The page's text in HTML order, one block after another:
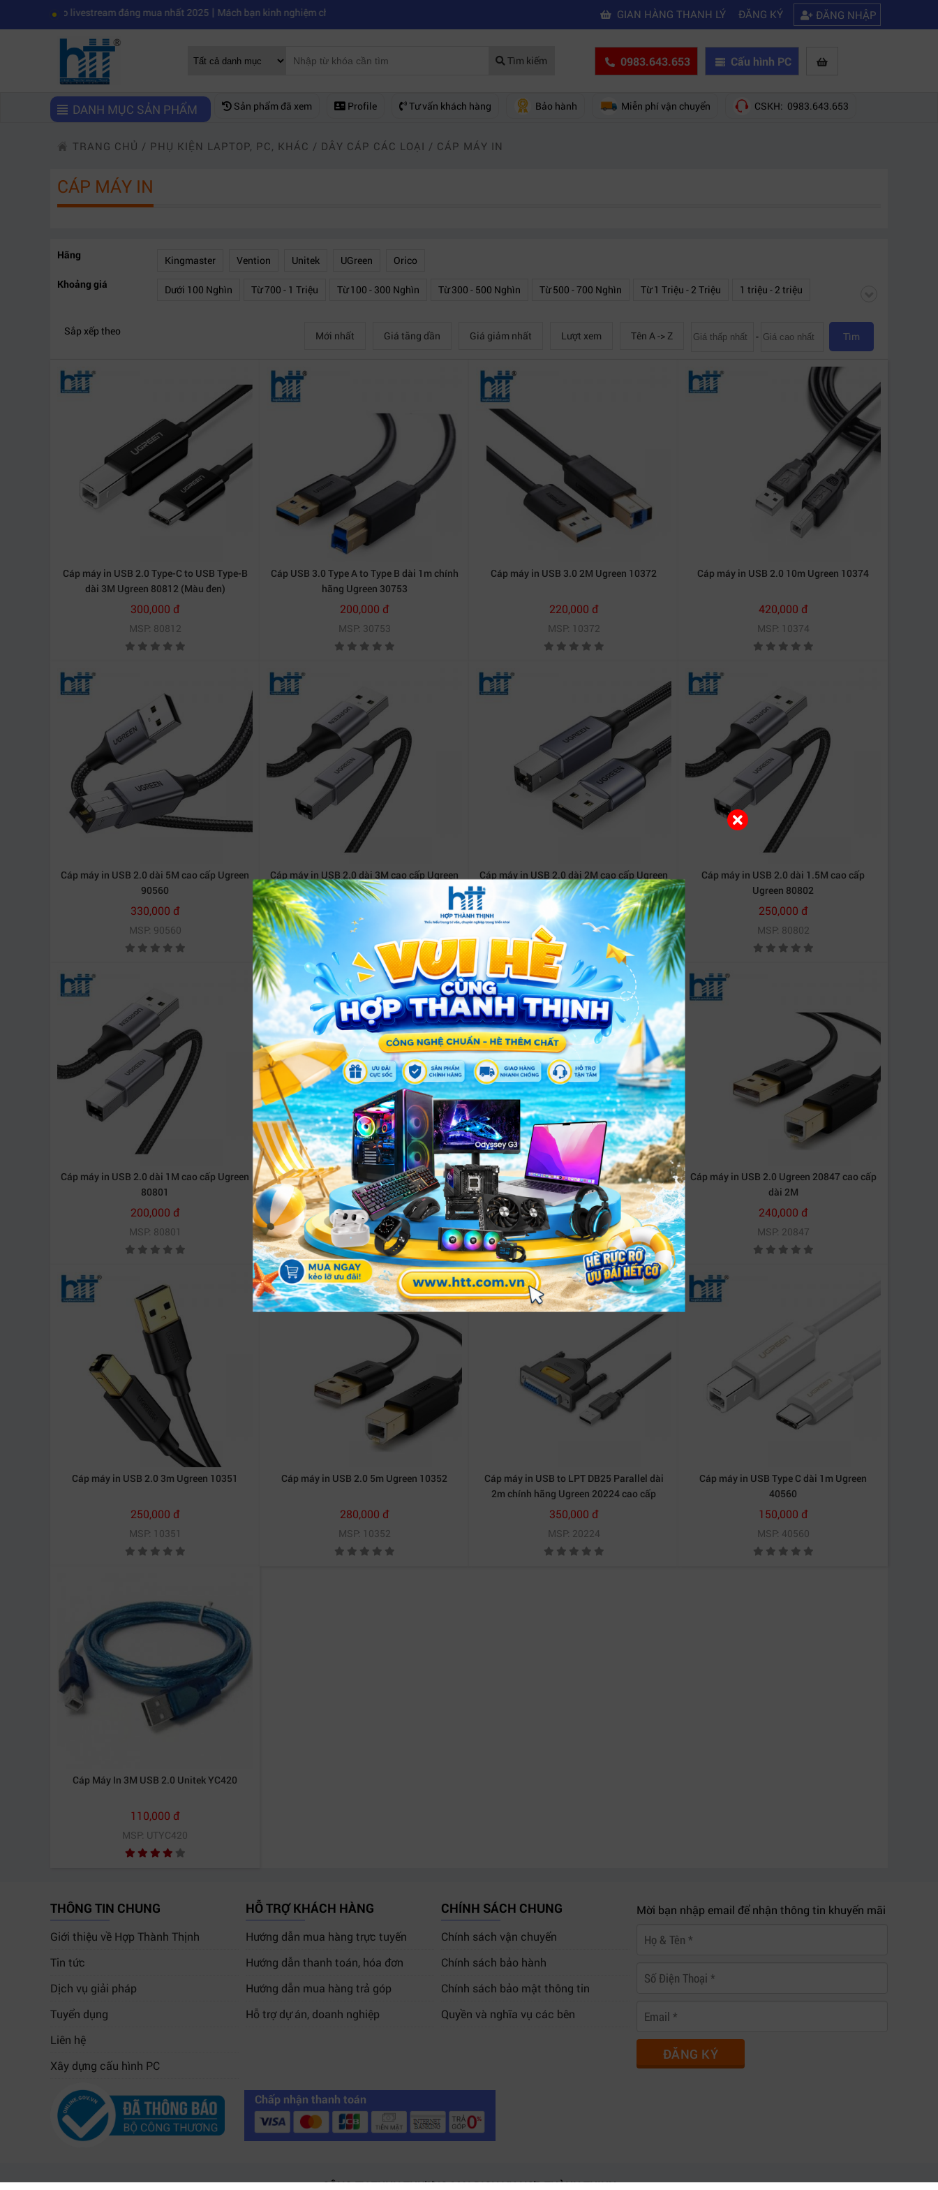
livestream đáng mua nhất 2025|Mách bạn kinh nghiệm chọn mua máy quay phim chuyên nghiệp Mua máy quay phim hd giá rẻ nên mua của hãng nào? |Mách bạn 5 cách khắc phục laptop không kết nối
GIAN HÀNG THANH LÝ ĐĂNG KÝ ĐĂNG NHẬP
Tìm kiếm 0983.643.653 Cấu hình PC
DANH MỤC SẢN PHẨM Sản phẩm đã xem Profile Tư vấn khách hàng Bảo hành Miễn phí vận chuyển CSKH: 0983.643.653
TRANG CHỦ / PHỤ KIỆN LAPTOP, PC, KHÁC / DÂY CÁP CÁC LOẠI / CÁP MÁY IN
CÁP MÁY IN
Hãng Kingmaster Vention Unitek UGreen
Orico
Khoảng giá
Dưới 100 Nghìn Từ 700 - 1 Triệu Từ 100 - 300 Nghìn Từ 300 - 500 Nghìn Từ 500 - 700 Nghìn Từ 1 Triệu - 2 Triệu
1 triệu - 2 triệu
Sắp xếp theo
Mới nhất Giá tăng dần Giá giảm nhất Lượt xem Tên A -> Z - Tìm
Cáp máy in USB 2.0 Type-C to USB Type-B
dài 3M Ugreen 80812 (Màu đen)
300,000 đ
MSP: 80812
Cáp USB 3.0 Type A to Type B dài 1m chính
hãng Ugreen 30753
200,000 đ
MSP: 30753
Cáp máy in USB 3.0 2M Ugreen 10372
220,000 đ
MSP: 10372
Cáp máy in USB 2.0 10m Ugreen 10374
420,000 đ
MSP: 10374
Cáp máy in USB 2.0 dài 5M cao cấp Ugreen
90560
330,000 đ
MSP: 90560
Cáp máy in USB 2.0 dài 3M cao cấp Ugreen
80804
MSP: 80804
Cáp máy in USB 2.0 dài 2M cao cấp Ugreen
80803
MSP: 80803
Cáp máy in USB 2.0 dài 1.5M cao cấp
Ugreen 80802
250,000 đ
MSP: 80802
Cáp máy in USB 2.0 dài 1M cao cấp Ugreen
80801
200,000 đ
MSP: 80801
Cáp máy in USB 2.0 dài 1m đầu Ugreen
20846 cao cấp
200,000 đ
MSP: 20846
Cáp máy in USB 2.0 1.5m Ugreen 10350
220,000 đ
MSP: 10350
Cáp máy in USB 2.0 Ugreen 20847 cao cấp
dài 2M
240,000 đ
MSP: 20847
Cáp máy in USB 2.0 3m Ugreen 10351
250,000 đ
MSP: 10351
Cáp máy in USB 2.0 5m Ugreen 10352
280,000 đ
MSP: 10352
Cáp máy in USB to LPT DB25 Parallel dài
2m chính hãng Ugreen 20224 cao cấp
350,000 đ
MSP: 20224
Cáp máy in USB Type C dài 1m Ugreen
40560
150,000 đ
MSP: 40560
Cáp Máy In 3M USB 2.0 Unitek YC420
110,000 đ
MSP: UTYC420
THÔNG TIN CHUNG
Giới thiệu về Hợp Thành Thịnh
Tin tức
Dịch vụ giải pháp
Tuyển dụng
Liên hệ
Xây dựng cấu hình PC
HỖ TRỢ KHÁCH HÀNG
Hướng dẫn mua hàng trực tuyến
Hướng dẫn thanh toán, hóa đơn
Hướng dẫn mua hàng trả góp
Hỗ trợ dự án, doanh nghiệp
CHÍNH SÁCH CHUNG
Chính sách vận chuyển
Chính sách bảo hành
Chính sách bảo mật thông tin
Quyền và nghĩa vụ các bên
Mời bạn nhập email để nhận thông tin khuyến mãi
ĐĂNG KÝ
Chấp nhận thanh toán
CÔNG TY TNHH THƯƠNG MẠI DỊCH VỤ HỢP THÀNH THỊNH